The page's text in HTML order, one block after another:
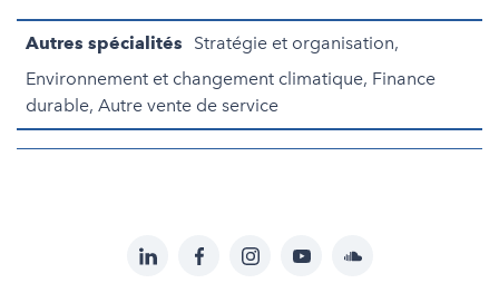
Autres spécialités
Stratégie et organisation,
Environnement et changement climatique, Finance
durable, Autre vente de service
LinkedInFacebookInstagramYouTubeSoundcloud